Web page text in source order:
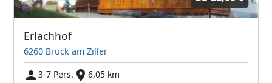
Erlachhof
6260 Bruck am Ziller
3-7 Pers.
6,05 km